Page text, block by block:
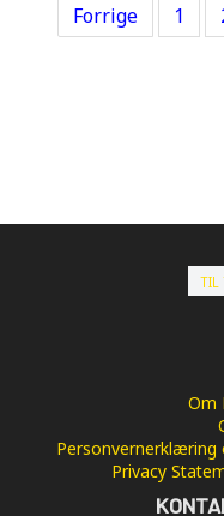
Forrige 1
TIL
Om
Personvernerklæring
Privacy